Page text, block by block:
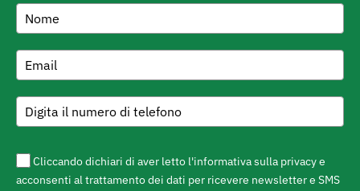
Cliccando dichiari di aver letto l'informativa sulla privacy e
acconsenti al trattamento dei dati per ricevere newsletter e SMS